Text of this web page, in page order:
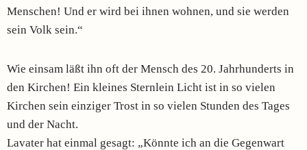
Menschen! Und er wird bei ihnen wohnen, und sie werden
sein Volk sein.“
Wie einsam läßt ihn oft der Mensch des 20. Jahrhunderts in
den Kirchen! Ein kleines Sternlein Licht ist in so vielen
Kirchen sein einziger Trost in so vielen Stunden des Tages
und der Nacht.
Lavater hat einmal gesagt: „Könnte ich an die Gegenwart